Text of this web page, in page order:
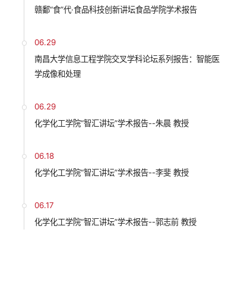
赣鄱“食”代·食品科技创新讲坛食品学院学术报告
06.29
南昌大学信息工程学院交叉学科论坛系列报告：智能医
学成像和处理
06.29
化学化工学院“智汇讲坛”学术报告--朱晨 教授
06.18
化学化工学院“智汇讲坛”学术报告--李斐 教授
06.17
化学化工学院“智汇讲坛”学术报告--郭志前 教授